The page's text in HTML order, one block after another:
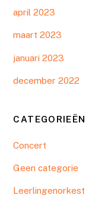
april 2023
maart 2023
januari 2023
december 2022
CATEGORIEËN
Concert
Geen categorie
Leerlingenorkest